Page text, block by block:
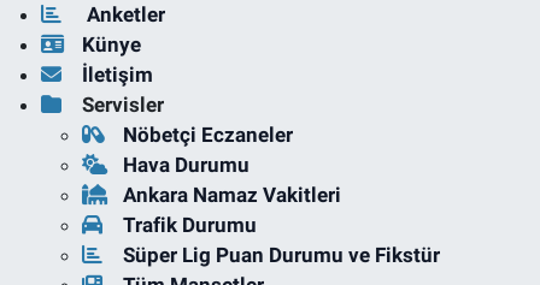
Anketler
Künye
İletişim
Servisler
Nöbetçi Eczaneler
Hava Durumu
Ankara Namaz Vakitleri
Trafik Durumu
Süper Lig Puan Durumu ve Fikstür